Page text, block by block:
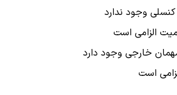
کنسلی وجود ندارد
الزامی است
خارجی وجود دارد
است